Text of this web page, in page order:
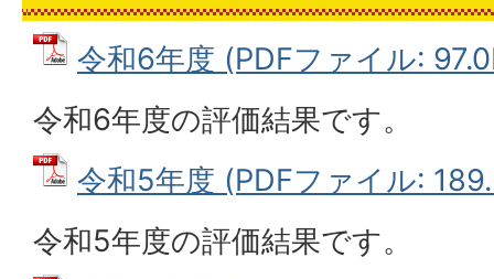
令和6年度 (PDFファイル:
令和6年度の評価結果です。
令和5年度 (PDFファイル:
令和5年度の評価結果です。